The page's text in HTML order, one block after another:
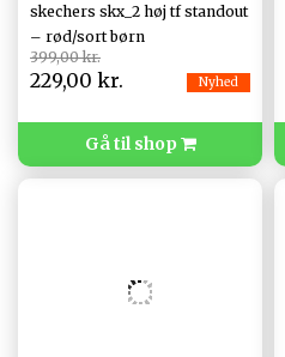
skechers skx_2 høj tf standout
– rød/sort børn
399,00 kr.
229,00 kr. Nyhed
Gå til shop